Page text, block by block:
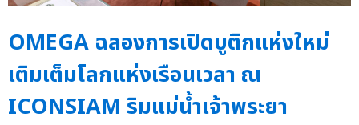
OMEGA ฉลองการเปิดบูติกแห่งใหม่
เติมเต็มโลกแห่งเรือนเวลา ณ
ICONSIAM ริมแม่น้ำเจ้าพระยา